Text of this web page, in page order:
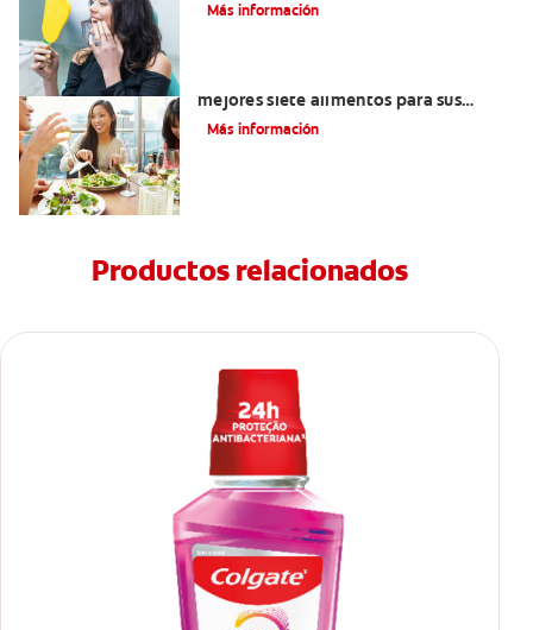
Más información
mejores siete alimentos para sus
dientes
Más información
Productos relacionados